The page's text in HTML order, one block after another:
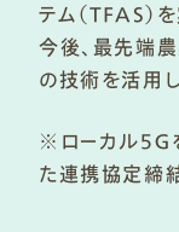
テム（TFAS）
今後、最先端
の技術を活用
※ローカル５
た連携協定締